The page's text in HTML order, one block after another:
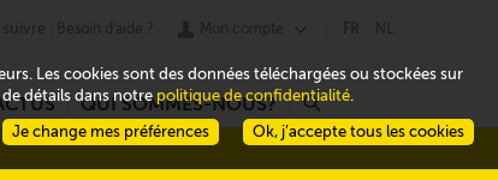
QUI SOMMES-NOUS? r
Les cookies sont des données téléchargées ou stockées sur
détails dans notre politique de confidentialité.
Ok, j’accepte tous les cookies
Je change mes préférences